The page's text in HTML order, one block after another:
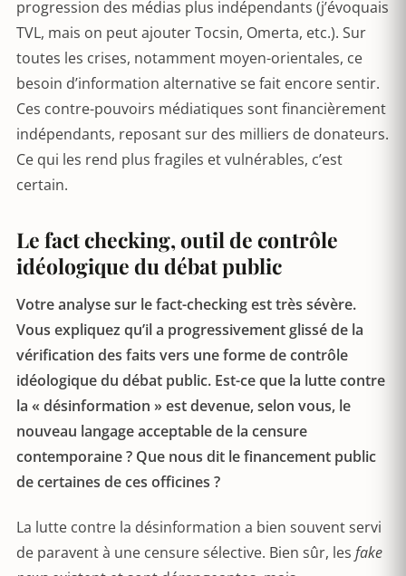
progression des médias plus indépendants (j’évoquais
TVL, mais on peut ajouter Tocsin, Omerta, etc.). Sur
toutes les crises, notamment moyen-orientales, ce
besoin d’information alternative se fait encore sentir.
Ces contre-pouvoirs médiatiques sont financièrement
indépendants, reposant sur des milliers de donateurs.
Ce qui les rend plus fragiles et vulnérables, c’est
certain.
Le fact checking, outil de contrôle
idéologique du débat public
Votre analyse sur le fact-checking est très sévère.
Vous expliquez qu’il a progressivement glissé de la
vérification des faits vers une forme de contrôle
idéologique du débat public. Est-ce que la lutte contre
la « désinformation » est devenue, selon vous, le
nouveau langage acceptable de la censure
contemporaine ? Que nous dit le financement public
de certaines de ces officines ?
La lutte contre la désinformation a bien souvent servi
de paravent à une censure sélective. Bien sûr, les fake